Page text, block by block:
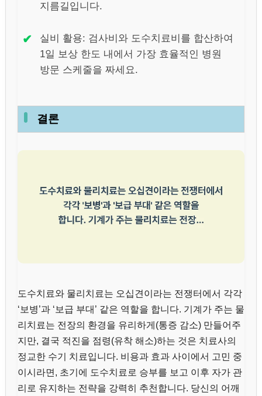
지름길입니다.
✔
실비 활용: 검사비와 도수치료비를 합산하여
1일 보상 한도 내에서 가장 효율적인 병원
방문 스케줄을 짜세요.
결론
도수치료와 물리치료는 오십견이라는 전쟁터에서 각각
‘보병’과 ‘보급 부대’ 같은 역할을 합니다. 기계가 주는 물
리치료는 전장의 환경을 유리하게(통증 감소) 만들어주
지만, 결국 적진을 점령(유착 해소)하는 것은 치료사의
정교한 수기 치료입니다. 비용과 효과 사이에서 고민 중
이시라면, 초기에 도수치료로 승부를 보고 이후 자가 관
리로 유지하는 전략을 강력히 추천합니다. 당신의 어깨